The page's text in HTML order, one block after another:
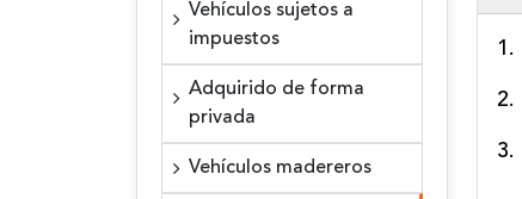
Vehículos sujetos a
impuestos
Adquirido de forma
privada
Vehículos madereros
1.
2.
3.